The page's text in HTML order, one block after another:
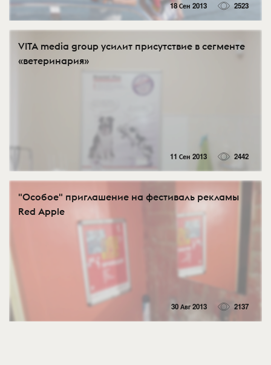
18 Сен 2013 2523
VITA media group усилит присутствие в сегменте
«ветеринария»
11 Сен 2013 2442
"Особое" приглашение на фестиваль рекламы
Red Apple
30 Авг 2013 2137